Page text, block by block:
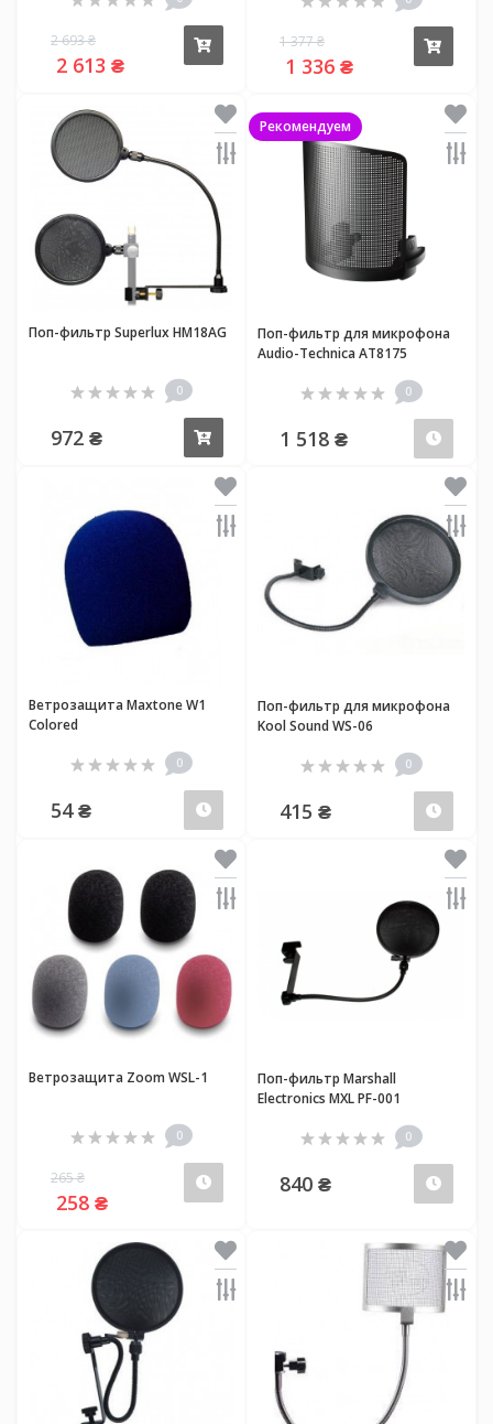
2 693 ₴
2 613 ₴
1 377 ₴
1 336 ₴
Поп-фильтр Superlux HM18AG
0
972 ₴
Рекомендуем
Поп-фильтр для микрофона
Audio-Technica AT8175
0
1 518 ₴
Ветрозащита Maxtone W1
Colored
0
54 ₴ Предзаказ
Поп-фильтр для микрофона
Kool Sound WS-06
0
415 ₴
Ветрозащита Zoom WSL-1
0
265 ₴
258 ₴
Предзаказ
Поп-фильтр Marshall
Electronics MXL PF-001
0
840 ₴